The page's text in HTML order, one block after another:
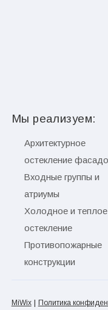
Мы реализуем:
Архитектурное
остекление
Входные группы и
атриумы
Холодное и теплое
остекление
Противопожарные
конструкции
MiWix| Политика